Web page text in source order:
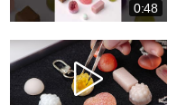
0:48